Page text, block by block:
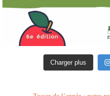
Charger plus